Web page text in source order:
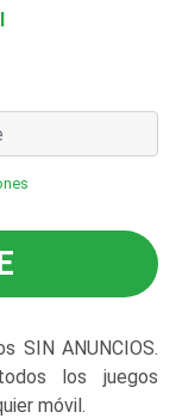
SIN ANUNCIOS.
los juegos
móvil.